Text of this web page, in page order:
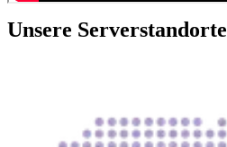
Unsere Serverstandorte